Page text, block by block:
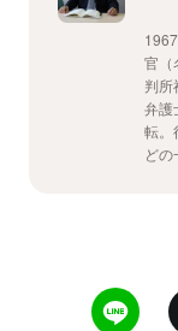
官（
判所
弁護
転。
ど